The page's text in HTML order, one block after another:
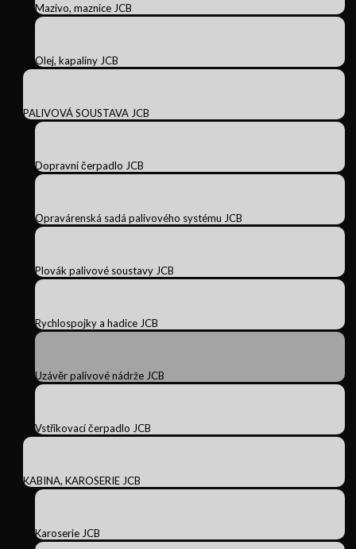
Mazivo, maznice JCB
Olej, kapaliny JCB
PALIVOVÁ SOUSTAVA JCB
Dopravní čerpadlo JCB
Opravárenská sadá palivového systému JCB
Plovák palivové soustavy JCB
Rychlospojky a hadice JCB
Uzávěr palivové nádrže JCB
Vstřikovací čerpadlo JCB
KABINA, KAROSERIE JCB
Karoserie JCB